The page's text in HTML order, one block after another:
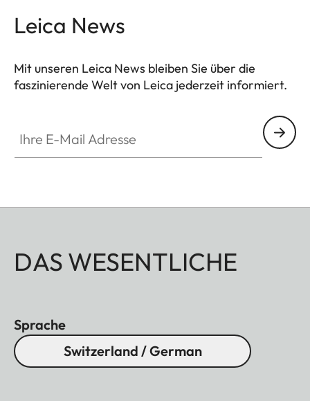
Leica News
Mit unseren Leica News bleiben Sie über die
faszinierende Welt von Leica jederzeit informiert.
DAS WESENTLICHE
Sprache
Switzerland / German